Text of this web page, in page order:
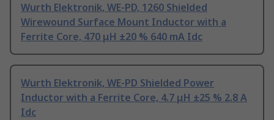
Wurth Elektronik, WE-PD, 1260 Shielded
Wirewound Surface Mount Inductor with a
Ferrite Core, 470 μH ±20 % 640 mA Idc
Wurth Elektronik, WE-PD Shielded Power
Inductor with a Ferrite Core, 4.7 μH ±25 % 2.8 A
Idc